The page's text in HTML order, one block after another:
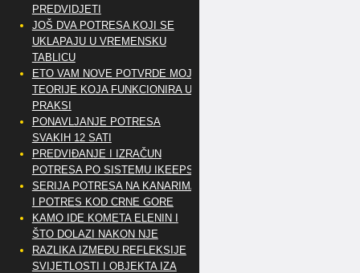
PREDVIDJETI
JOŠ DVA POTRESA KOJI SE
UKLAPAJU U VREMENSKU
TABLICU
ETO VAM NOVE POTVRDE MOJE
TEORIJE KOJA FUNKCIONIRA U
PRAKSI
PONAVLJANJE POTRESA
SVAKIH 12 SATI
PREDVIĐANJE I IZRAČUN
POTRESA PO SISTEMU IKEEPS
SERIJA POTRESA NA KANARIMA
I POTRES KOD CRNE GORE
KAMO IDE KOMETA ELENIN I
ŠTO DOLAZI NAKON NJE
RAZLIKA IZMEĐU REFLEKSIJE
SVIJETLOSTI I OBJEKTA IZA